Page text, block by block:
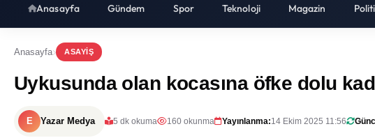
Anasayfa Gündem Spor Teknoloji Magazin
Anasayfa ASAYIŞ
Uykusunda olan kocasına öfke dolu
E Yazar Medya 5 dk okuma 160 okunma Yayınlanma:14 Ekim 2025 11:56